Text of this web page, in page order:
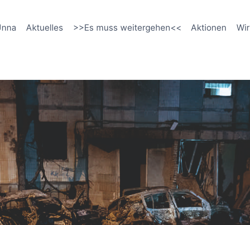
Aktuelles >>Es muss weitergehen<< Aktionen Wir